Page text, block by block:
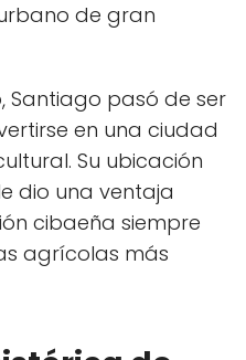
de gran
Santiago pasó de ser
en una ciudad
Su ubicación
dio una ventaja
cibaeña siempre
agrícolas más